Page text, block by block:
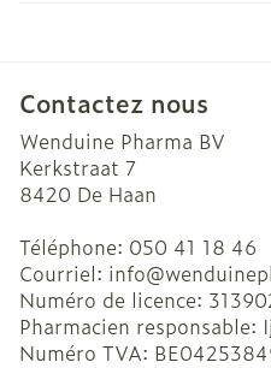
Contactez nous
Wenduine Pharma BV
Kerkstraat 7
8420 De Haan
Téléphone: 050 41 18 46
Courriel: info@
Numéro de licence:
Pharmacien responsable:
Numéro TVA: